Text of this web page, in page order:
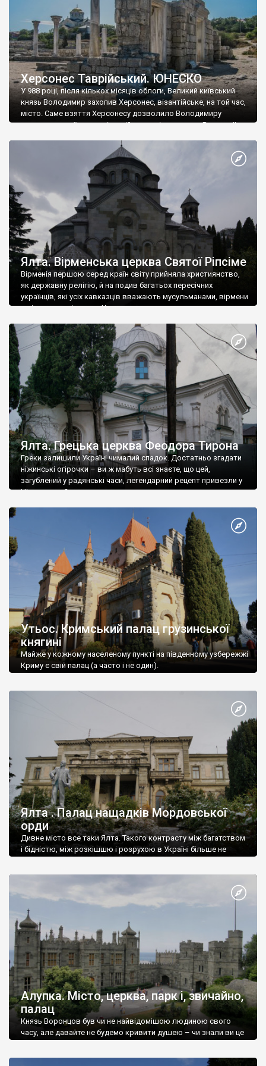
Херсонес Таврійський. ЮНЕСКО
У 988 році, після кількох місяців облоги, Великий київський
князь Володимир захопив Херсонес, візантійське, на той час,
місто. Саме взяття Херсонесу дозволило Володимиру
диктувати свої умови візантійському імператору Василю ІІ, та
Херсонесі Володимир-язичник, став Василем-християнином.
А потім було Хрещення Русі. На честь Херсонесу Таврійського
Ялта. Вірменська церква Святої Ріпсіме
Вірменія першою серед країн світу прийняла християнство,
як державну релігію, й на подив багатьох пересічних
українців, які усіх кавказців вважають мусульманами, вірмени
є відданими вірянами Христа
Ялта. Грецька церква Феодора Тирона
Греки залишили Україні чималий спадок. Достатньо згадати
ніжинські огірочки – ви ж мабуть всі знаєте, що цей,
загублений у радянські часи, легендарний рецепт привезли у
Ніжин греки?
Утьос. Кримський палац грузинської
княгині
Майже у кожному населеному пункті на південному узбережжі
Криму є свій палац (а часто і не один).
Ялта . Палац нащадків Мордовської
орди
Дивне місто все таки Ялта. Такого контрасту між багатством
і бідністю, між розкішшю і розрухою в Україні більше не
Алупка. Місто, церква, парк і, звичайно,
палац
Князь Воронцов був чи не найвідомішою людиною свого
часу, але давайте не будемо кривити душею – чи знали ви це